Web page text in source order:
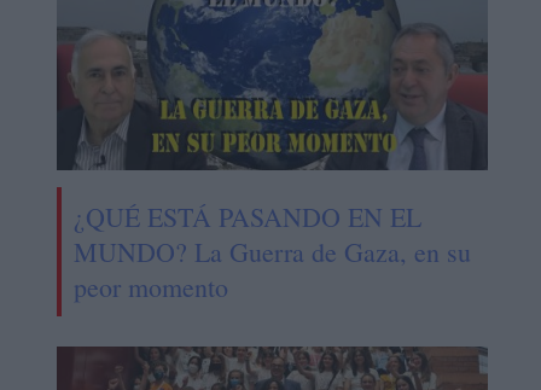
¿QUÉ ESTÁ PASANDO EN EL
MUNDO? La Guerra de Gaza, en su
peor momento